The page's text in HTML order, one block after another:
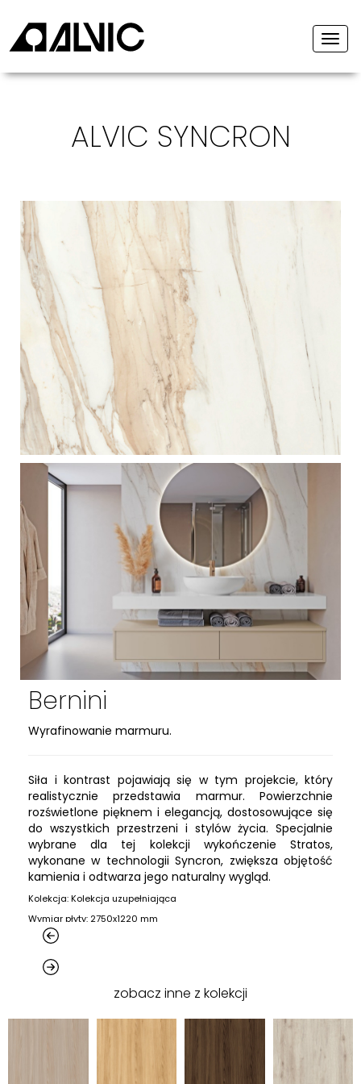
ALVIC SYNCRON
Bernini
Wyrafinowanie marmuru.
Siła i kontrast pojawiają się w tym projekcie, który
realistycznie przedstawia marmur. Powierzchnie
rozświetlone pięknem i elegancją, dostosowujące się
do wszystkich przestrzeni i stylów życia. Specjalnie
wybrane dla tej kolekcji wykończenie Stratos,
wykonane w technologii Syncron, zwiększa objętość
kamienia i odtwarza jego naturalny wygląd.
Kolekcja: Kolekcja uzupełniająca
Wymiar płyty: 2750x1220 mm
zobacz inne z kolekcji